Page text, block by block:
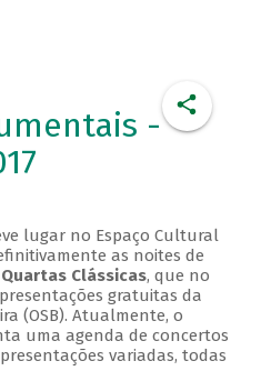
-
lugar no Espaço Cultural
as noites de
Quartas Clássicas, que no
gratuitas da
(OSB). Atualmente, o
uma agenda de concertos
variadas, todas